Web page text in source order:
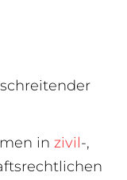
inzivil-,